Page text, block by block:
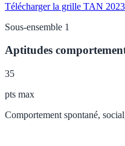
Télécharger la grille TAN 2023
Sous-ensemble 1
Aptitudes
35
pts max
Comportement spontané,